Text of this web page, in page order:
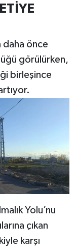
daha önce
görülürken,
birleşince
Yolu’nu
çıkan
karşı